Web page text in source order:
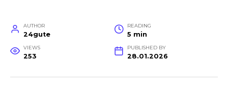
AUTHOR
24gute
READING
5 min
VIEWS
253
PUBLISHED BY
28.01.2026